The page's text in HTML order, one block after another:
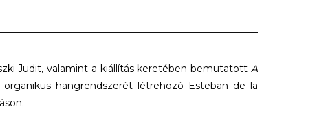
Judit, valamint a kiállítás keretében bemutatott A
hangrendszerét létrehozó Esteban de la